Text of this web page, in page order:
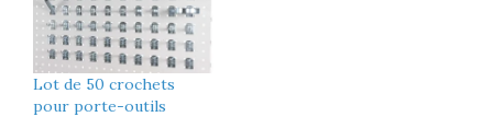
Lot de 50 crochets
pour porte-outils